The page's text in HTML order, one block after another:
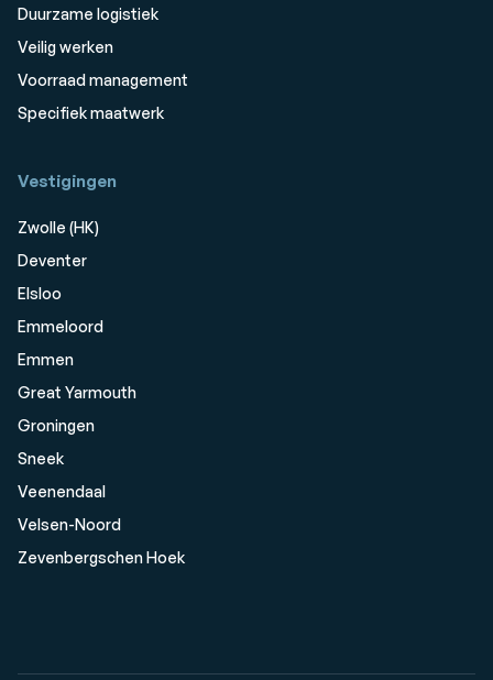
Duurzame logistiek
Veilig werken
Voorraad management
Specifiek maatwerk
Vestigingen
Zwolle (HK)
Deventer
Elsloo
Emmeloord
Emmen
Great Yarmouth
Groningen
Sneek
Veenendaal
Velsen-Noord
Zevenbergschen Hoek